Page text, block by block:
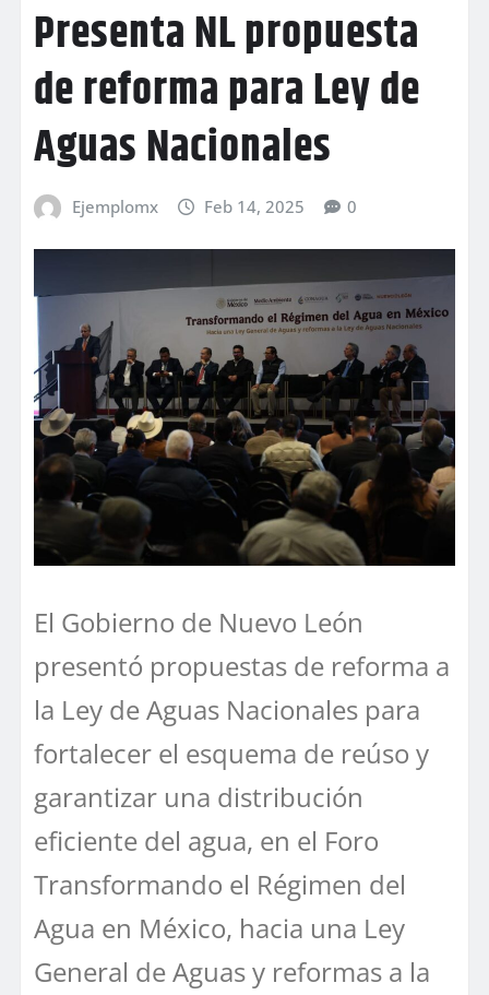
Presenta NL propuesta
de reforma para Ley de
Aguas Nacionales
Ejemplomx Feb 14, 2025 0
El Gobierno de Nuevo León
presentó propuestas de reforma a
la Ley de Aguas Nacionales para
fortalecer el esquema de reúso y
garantizar una distribución
eficiente del agua, en el Foro
Transformando el Régimen del
Agua en México, hacia una Ley
General de Aguas y reformas a la